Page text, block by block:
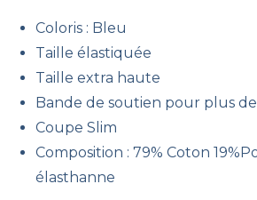
Coloris : Bleu
Taille élastiquée
Taille extra haute
Bande de soutien pour plus
Coupe Slim
Composition : 79% Coton
élasthanne